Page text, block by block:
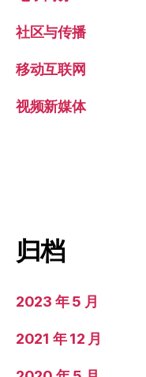
社区与传播
移动互联网
视频新媒体
归档
2023 年 5 月
2021 年 12 月